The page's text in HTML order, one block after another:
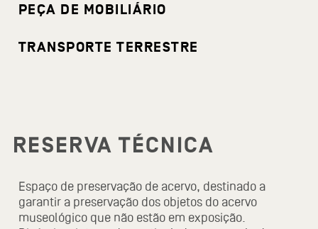
PEÇA DE MOBILIÁRIO
TRANSPORTE TERRESTRE
RESERVA TÉCNICA
Espaço de preservação de acervo, destinado a
garantir a preservação dos objetos do acervo
museológico que não estão em exposição.